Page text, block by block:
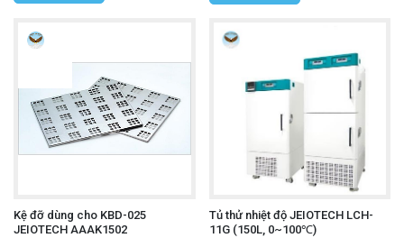
Kệ đỡ dùng cho KBD-025
JEIOTECH AAAK1502
Tủ thử nhiệt độ JEIOTECH LCH-
11G (150L, 0~100℃)